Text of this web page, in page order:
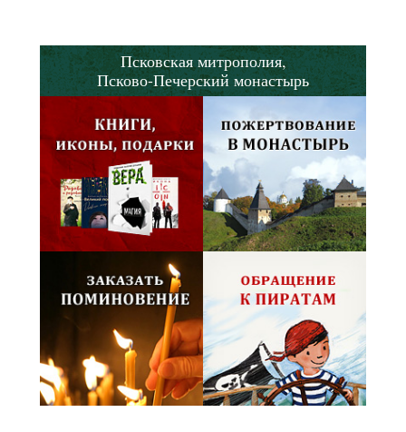
Псковская митрополия,
Псково-Печерский монастырь